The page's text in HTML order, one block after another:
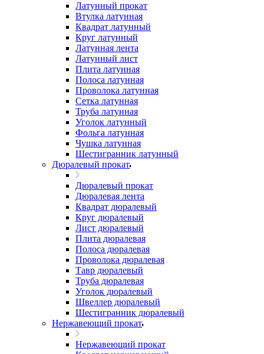
Латунный прокат
Втулка латунная
Квадрат латунный
Круг латунный
Латунная лента
Латунный лист
Плита латунная
Полоса латунная
Проволока латунная
Сетка латунная
Труба латунная
Уголок латунный
Фольга латунная
Чушка латунная
Шестигранник латунный
Дюралевый прокат
Дюралевый прокат
Дюралевая лента
Квадрат дюралевый
Круг дюралевый
Лист дюралевый
Плита дюралевая
Полоса дюралевая
Проволока дюралевая
Тавр дюралевый
Труба дюралевая
Уголок дюралевый
Швеллер дюралевый
Шестигранник дюралевый
Нержавеющий прокат
Нержавеющий прокат